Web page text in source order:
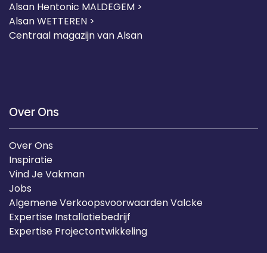
Alsan Hentonic MALDEGEM >
Alsan WETTEREN >
Centraal magazijn van Alsan
Over Ons
Over Ons
Inspiratie
Vind Je Vakman
Jobs
Algemene Verkoopsvoorwaarden Valcke
Expertise Installatiebedrijf
Expertise Projectontwikkeling